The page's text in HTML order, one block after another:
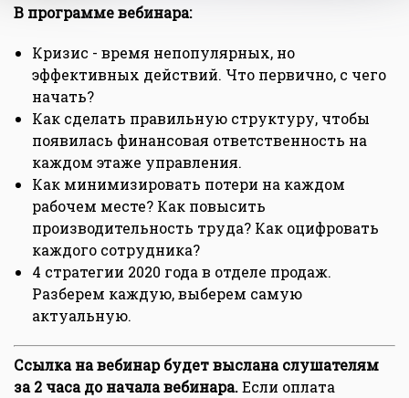
В программе вебинара:
Кризис - время непопулярных, но
эффективных действий. Что первично, с чего
начать?
Как сделать правильную структуру, чтобы
появилась финансовая ответственность на
каждом этаже управления.
Как минимизировать потери на каждом
рабочем месте? Как повысить
производительность труда? Как оцифровать
каждого сотрудника?
4 стратегии 2020 года в отделе продаж.
Разберем каждую, выберем самую
актуальную.
Ссылка на вебинар будет выслана слушателям
за 2 часа до начала вебинара.Если оплата